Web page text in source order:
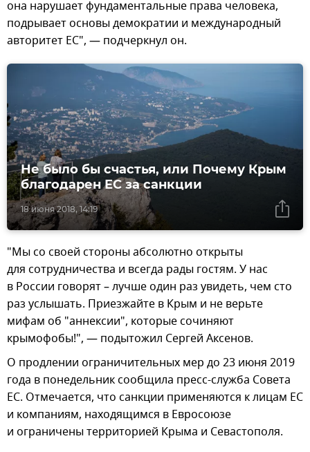
она нарушает фундаментальные права человека,
подрывает основы демократии и международный
авторитет ЕС", — подчеркнул он.
18 июня 2018, 14:19
Не было бы счастья, или Почему Крым
благодарен ЕС за санкции
"Мы со своей стороны абсолютно открыты
для сотрудничества и всегда рады гостям. У нас
в России говорят – лучше один раз увидеть, чем сто
раз услышать. Приезжайте в Крым и не верьте
мифам об "аннексии", которые сочиняют
крымофобы!", — подытожил Сергей Аксенов.
О продлении ограничительных мер до 23 июня 2019
года в понедельник сообщила пресс-служба Совета
ЕС. Отмечается, что санкции применяются к лицам ЕС
и компаниям, находящимся в Евросоюзе
и ограничены территорией Крыма и Севастополя.